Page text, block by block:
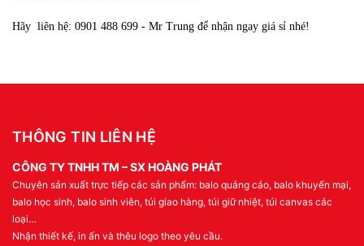
Hãy liên hệ: 0901 488 699 - Mr Trung để nhận ngay giá sỉ nhé!
THÔNG TIN LIÊN HỆ
CÔNG TY TNHH TM – SX HOÀNG PHÁT
Chuyên sản xuất trực tiếp các sản phẩm: balo quảng cáo, balo khuyến mại,
balo học sinh, balo sinh viên, túi giao hàng, túi giữ nhiệt, túi canvas các
loại…
Nhận thiết kế, in ấn và thêu logo theo yêu cầu.